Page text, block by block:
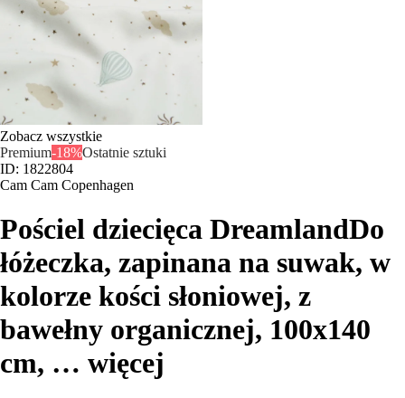
Zobacz wszystkie
Premium-18%Ostatnie sztuki
ID: 1822804
Cam Cam Copenhagen
Pościel dziecięca DreamlandDo
łóżeczka, zapinana na suwak, w
kolorze kości słoniowej, z
bawełny organicznej, 100x140
cm, … więcej